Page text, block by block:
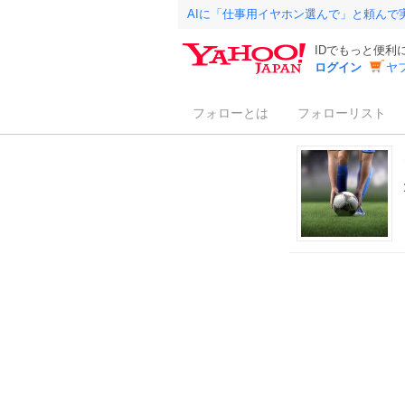
AIに「仕事用イヤホン選んで」と頼んで
IDでもっと便利
ログイン
ヤ
フォローとは フォローリスト